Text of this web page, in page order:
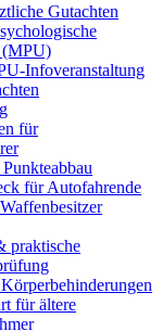
Gutachten
(MPU)
Infoveranstaltung
für
für Autofahrende
praktische
für ältere